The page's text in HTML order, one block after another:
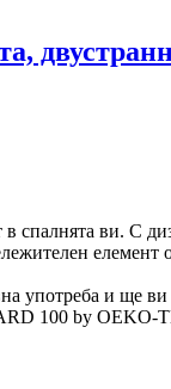
спалнята ви. С
елемент
употреба и ще
100 by OEKO-